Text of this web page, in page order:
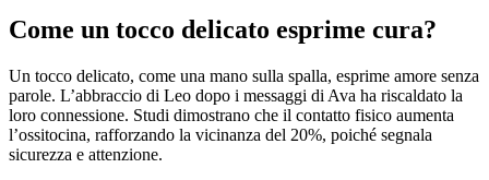
Come un tocco delicato esprime cura?
Un tocco delicato, come una mano sulla spalla, esprime amore senza
parole. L’abbraccio di Leo dopo i messaggi di Ava ha riscaldato la
loro connessione. Studi dimostrano che il contatto fisico aumenta
l’ossitocina, rafforzando la vicinanza del 20%, poiché segnala
sicurezza e attenzione.